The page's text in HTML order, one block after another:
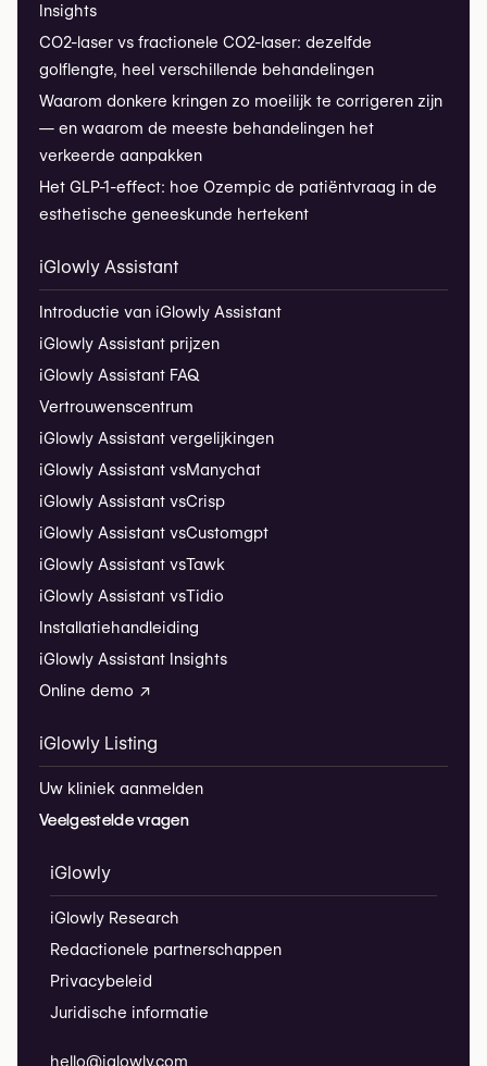
Insights
CO2-laser vs fractionele CO2-laser: dezelfde
golflengte, heel verschillende behandelingen
Waarom donkere kringen zo moeilijk te corrigeren zijn
— en waarom de meeste behandelingen het
verkeerde aanpakken
Het GLP-1-effect: hoe Ozempic de patiëntvraag in de
esthetische geneeskunde hertekent
iGlowly Assistant
Introductie van iGlowly Assistant
iGlowly Assistant prijzen
iGlowly Assistant FAQ
Vertrouwenscentrum
iGlowly Assistant vergelijkingen
iGlowly Assistant vsManychat
iGlowly Assistant vsCrisp
iGlowly Assistant vsCustomgpt
iGlowly Assistant vsTawk
iGlowly Assistant vsTidio
Installatiehandleiding
iGlowly Assistant Insights
Online demo ↗
iGlowly Listing
Uw kliniek aanmelden
Veelgestelde vragen
iGlowly
iGlowly Research
Redactionele partnerschappen
Privacybeleid
Juridische informatie
hello@iglowly.com